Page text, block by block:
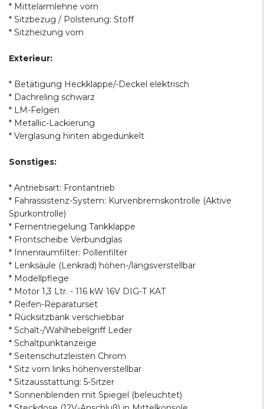
* Mittelarmlehne vorn
* Sitzbezug / Polsterung: Stoff
* Sitzheizung vorn
Exterieur:
* Betätigung Heckklappe/-Deckel elektrisch
* Dachreling schwarz
* LM-Felgen
* Metallic-Lackierung
* Verglasung hinten abgedunkelt
Sonstiges:
* Antriebsart: Frontantrieb
* Fahrassistenz-System: Kurvenbremskontrolle (Aktive
Spurkontrolle)
* Fernentriegelung Tankklappe
* Frontscheibe Verbundglas
* Innenraumfilter: Pollenfilter
* Lenksäule (Lenkrad) höhen-/längsverstellbar
* Modellpflege
* Motor 1,3 Ltr. - 116 kW 16V DIG-T KAT
* Reifen-Reparaturset
* Rücksitzbank verschiebbar
* Schalt-/Wählhebelgriff Leder
* Schaltpunktanzeige
* Seitenschutzleisten Chrom
* Sitz vorn links höhenverstellbar
* Sitzausstattung: 5-Sitzer
* Sonnenblenden mit Spiegel (beleuchtet)